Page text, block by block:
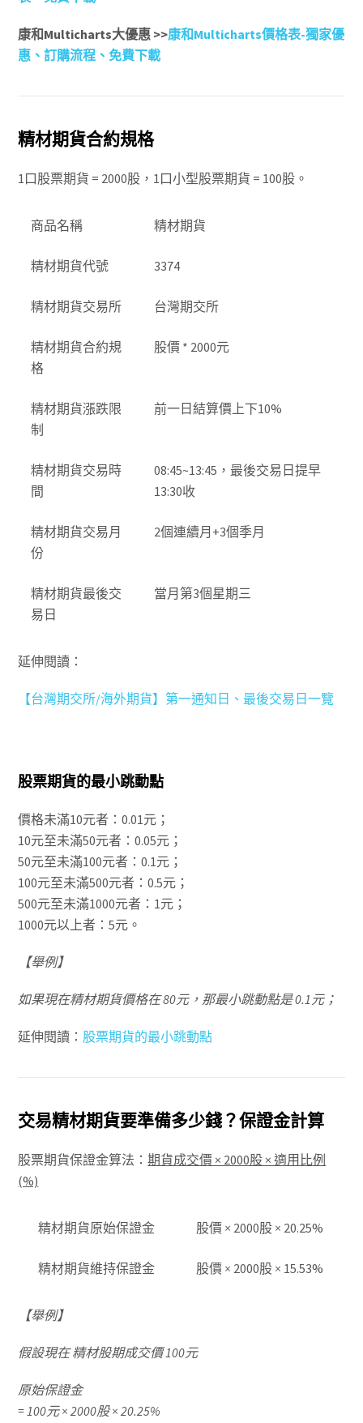
康和Multicharts大優惠 >>康和Multicharts價格表-獨家優
惠、訂購流程、免費下載
精材期貨合約規格
1口股票期貨 = 2000股，1口小型股票期貨 = 100股。
商品名稱 精材期貨
精材期貨代號 3374
精材期貨交易所 台灣期交所
精材期貨合約規
格
股價 * 2000元
精材期貨漲跌限
制
前一日結算價上下10%
精材期貨交易時
間
08:45~13:45，最後交易日提早
13:30收
精材期貨交易月
份
2個連續月+3個季月
精材期貨最後交
易日
當月第3個星期三
延伸閱讀：
【台灣期交所/海外期貨】第一通知日、最後交易日一覽
股票期貨的最小跳動點
價格未滿10元者：0.01元；
10元至未滿50元者：0.05元；
50元至未滿100元者：0.1元；
100元至未滿500元者：0.5元；
500元至未滿1000元者：1元；
1000元以上者：5元。
【舉例】
如果現在精材期貨價格在 80元，那最小跳動點是 0.1元；
延伸閱讀： 股票期貨的最小跳動點
交易精材期貨要準備多少錢？保證金計算
股票期貨保證金算法：期貨成交價 × 2000股 × 適用比例
(%)
精材期貨原始保證金 股價 × 2000股 × 20.25%
精材期貨維持保證金 股價 × 2000股 × 15.53%
【舉例】
假設現在 精材股期成交價 100元
原始保證金
= 100元 × 2000股 × 20.25%